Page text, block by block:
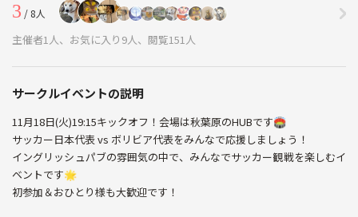
3 / 8人
主催者1人、お気に入り9人、閲覧151人
サークルイベントの説明
11月18日(火)19:15キックオフ！会場は秋葉原のHUBです🏟️
サッカー日本代表 vs ボリビア代表をみんなで応援しましょう！
イングリッシュパブの雰囲気の中で、みんなでサッカー観戦を楽しむイ
ベントです🌟
初参加＆おひとり様も大歓迎です！